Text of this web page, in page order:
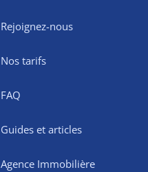
Rejoignez-nous
Nos tarifs
FAQ
Guides et articles
Agence Immobilière